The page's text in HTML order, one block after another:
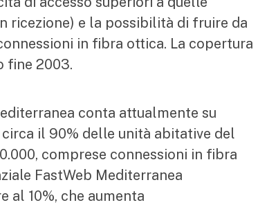
ricezione) e la possibilità di fruire da
in fibra ottica. La copertura
fine 2003.
conta attualmente su
il 90% delle unità abitative del
comprese connessioni in fibra
FastWeb Mediterranea
al 10%, che aumenta